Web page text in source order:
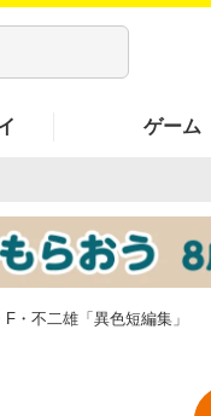
ゲーム
・不二雄「異色短編集」